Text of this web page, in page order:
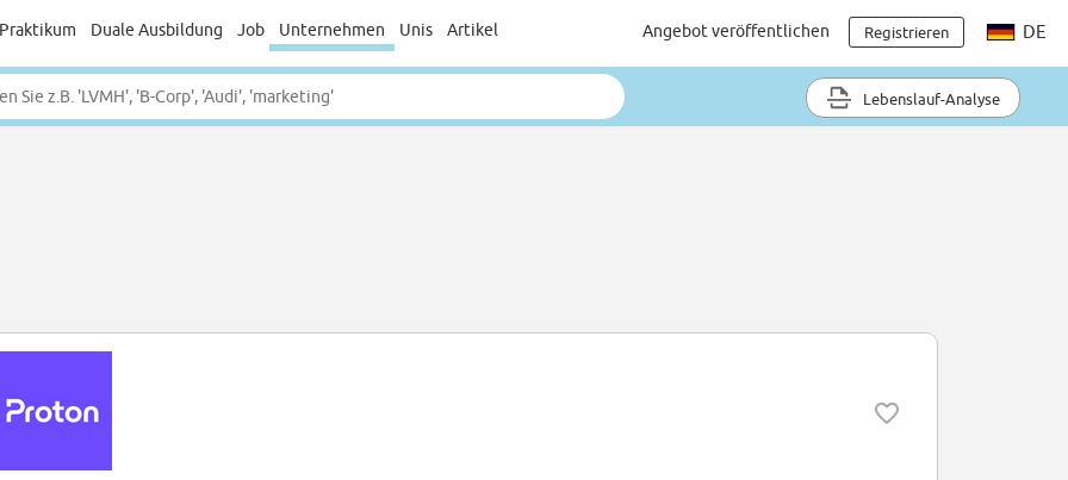
Praktikum Duale Ausbildung Job Unternehmen Unis Artikel Angebot veröffentlichen Registrieren DE
Lebenslauf-Analyse